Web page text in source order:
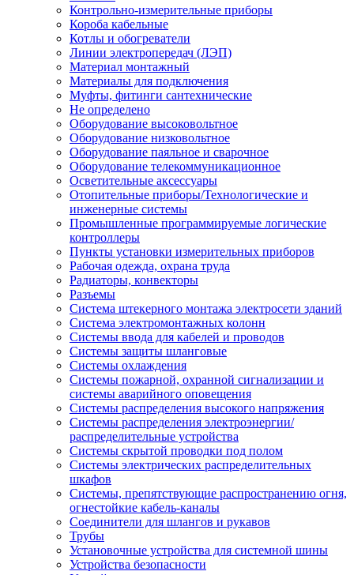
Контрольно-измерительные приборы
Короба кабельные
Котлы и обогреватели
Линии электропередач (ЛЭП)
Материал монтажный
Материалы для подключения
Муфты, фитинги сантехнические
Не определено
Оборудование высоковольтное
Оборудование низковольтное
Оборудование паяльное и сварочное
Оборудование телекоммуникационное
Осветительные аксессуары
Отопительные приборы/Технологические и
инженерные системы
Промышленные программируемые логические
контроллеры
Пункты установки измерительных приборов
Рабочая одежда, охрана труда
Радиаторы, конвекторы
Разъемы
Система штекерного монтажа электросети зданий
Система электромонтажных колонн
Системы ввода для кабелей и проводов
Системы защиты шланговые
Системы охлаждения
Системы пожарной, охранной сигнализации и
системы аварийного оповещения
Системы распределения высокого напряжения
Системы распределения электроэнергии/
распределительные устройства
Системы скрытой проводки под полом
Системы электрических распределительных
шкафов
Системы, препятствующие распространению огня,
огнестойкие кабель-каналы
Соединители для шлангов и рукавов
Трубы
Установочные устройства для системной шины
Устройства безопасности